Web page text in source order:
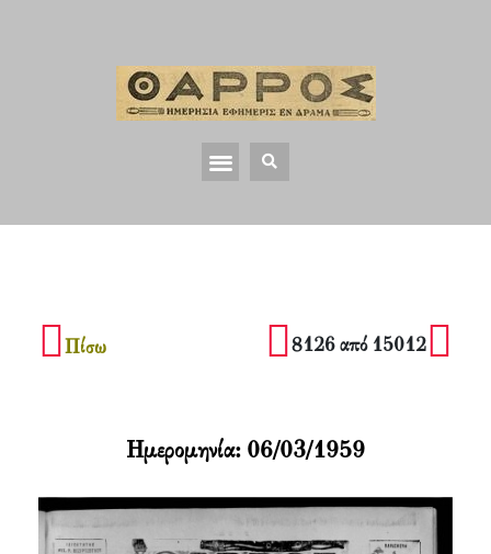
Πίσω 8126 από 15012
Ημερομηνία: 06/03/1959